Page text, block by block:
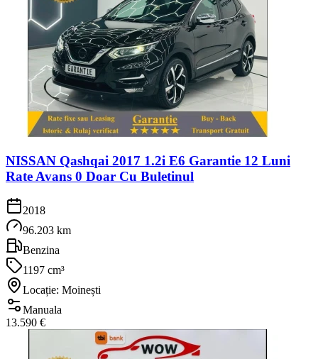
NISSAN Qashqai 2017 1.2i E6 Garantie 12 Luni
Rate Avans 0 Doar Cu Buletinul
2018
96.203 km
Benzina
1197 cm³
Locație: Moinești
Manuala
13.590 €